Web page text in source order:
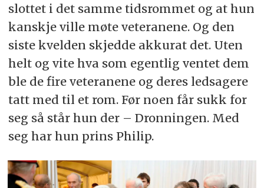
slottet i det samme tidsrommet og at hun
kanskje ville møte veteranene. Og den
siste kvelden skjedde akkurat det. Uten
helt og vite hva som egentlig ventet dem
ble de fire veteranene og deres ledsagere
tatt med til et rom. Før noen får sukk for
seg så står hun der – Dronningen. Med
seg har hun prins Philip.